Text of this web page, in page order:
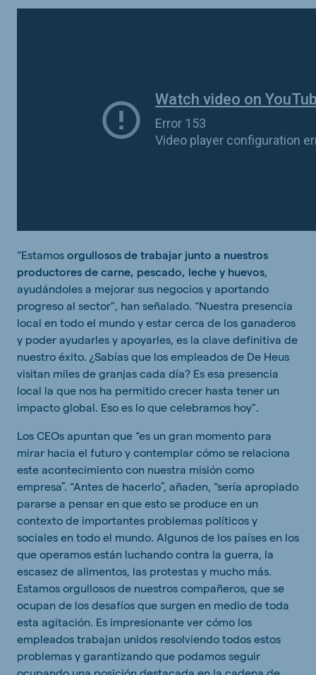
“Estamos orgullosos de trabajar junto a nuestros
productores de carne, pescado, leche y huevos,
ayudándoles a mejorar sus negocios y aportando
progreso al sector", han señalado. “Nuestra presencia
local en todo el mundo y estar cerca de los ganaderos
y poder ayudarles y apoyarles, es la clave definitiva de
nuestro éxito. ¿Sabías que los empleados de De Heus
visitan miles de granjas cada día? Es esa presencia
local la que nos ha permitido crecer hasta tener un
impacto global. Eso es lo que celebramos hoy".
Los CEOs apuntan que “es un gran momento para
mirar hacia el futuro y contemplar cómo se relaciona
este acontecimiento con nuestra misión como
empresa”. “Antes de hacerlo”, añaden, “sería apropiado
pararse a pensar en que esto se produce en un
contexto de importantes problemas políticos y
sociales en todo el mundo. Algunos de los países en los
que operamos están luchando contra la guerra, la
escasez de alimentos, las protestas y mucho más.
Estamos orgullosos de nuestros compañeros, que se
ocupan de los desafíos que surgen en medio de toda
esta agitación. Es impresionante ver cómo los
empleados trabajan unidos resolviendo todos estos
problemas y garantizando que podamos seguir